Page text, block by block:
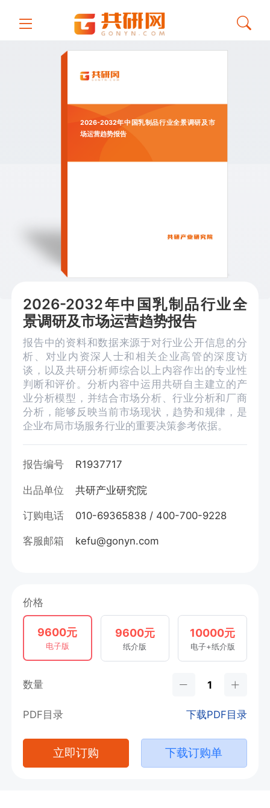
2026-2032年中国乳制品行业全景调研及市
场运营趋势报告
2026-2032年中国乳制品行业全
景调研及市场运营趋势报告
报告中的资料和数据来源于对行业公开信息的分
析、对业内资深人士和相关企业高管的深度访
谈，以及共研分析师综合以上内容作出的专业性
判断和评价。分析内容中运用共研自主建立的产
业分析模型，并结合市场分析、行业分析和厂商
分析，能够反映当前市场现状，趋势和规律，是
企业布局市场服务行业的重要决策参考依据。
报告编号 R1937717
出品单位 共研产业研究院
订购电话 010-69365838 / 400-700-9228
客服邮箱 kefu@gonyn.com
价格
9600元
电子版
9600元
纸介版
10000元
电子+纸介版
数量
PDF目录 下载PDF目录
立即订购 下载订购单